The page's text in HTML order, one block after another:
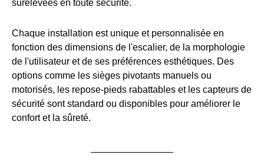
surélevées en toute sécurité.
Chaque installation est unique et personnalisée en
fonction des dimensions de l'escalier, de la morphologie
de l'utilisateur et de ses préférences esthétiques. Des
options comme les sièges pivotants manuels ou
motorisés, les repose-pieds rabattables et les capteurs de
sécurité sont standard ou disponibles pour améliorer le
confort et la sûreté.